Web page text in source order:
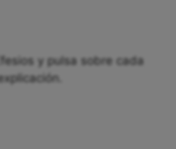
y pulsa sobre cada